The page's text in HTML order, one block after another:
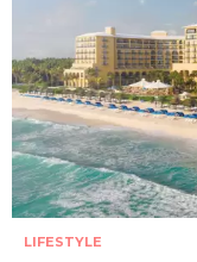
LIFESTYLE